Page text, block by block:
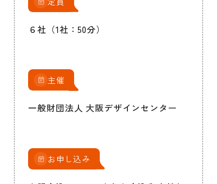
６社（1社：50分）
主催
一般財団法人 大阪デザインセンター
お申し込み